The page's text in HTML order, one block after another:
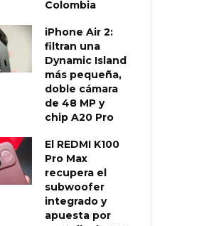
Colombia
iPhone Air 2:
filtran una
Dynamic Island
más pequeña,
doble cámara
de 48 MP y
chip A20 Pro
El REDMI K100
Pro Max
recupera el
subwoofer
integrado y
apuesta por